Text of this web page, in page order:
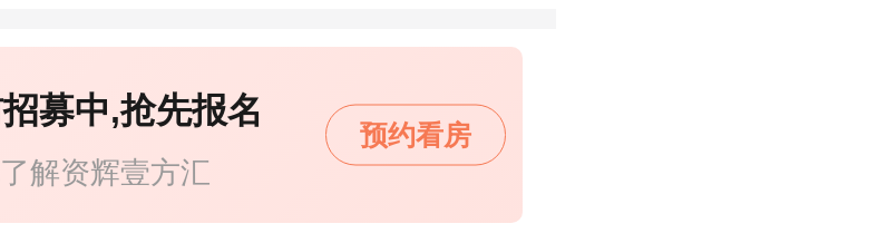
解资辉壹方汇
募中,抢先报名
预约看房